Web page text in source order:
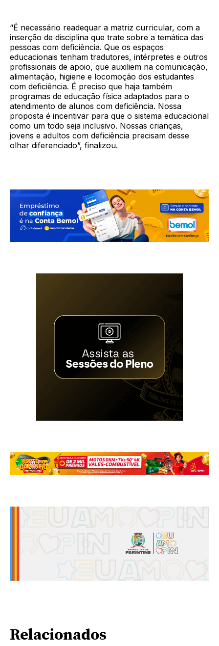
“É necessário readequar a matriz curricular, com a
inserção de disciplina que trate sobre a temática das
pessoas com deficiência. Que os espaços
educacionais tenham tradutores, intérpretes e outros
profissionais de apoio, que auxiliem na comunicação,
alimentação, higiene e locomoção dos estudantes
com deficiência. É preciso que haja também
programas de educação física adaptados para o
atendimento de alunos com deficiência. Nossa
proposta é incentivar para que o sistema educacional
como um todo seja inclusivo. Nossas crianças,
jovens e adultos com deficiência precisam desse
olhar diferenciado”, finalizou.
Relacionados